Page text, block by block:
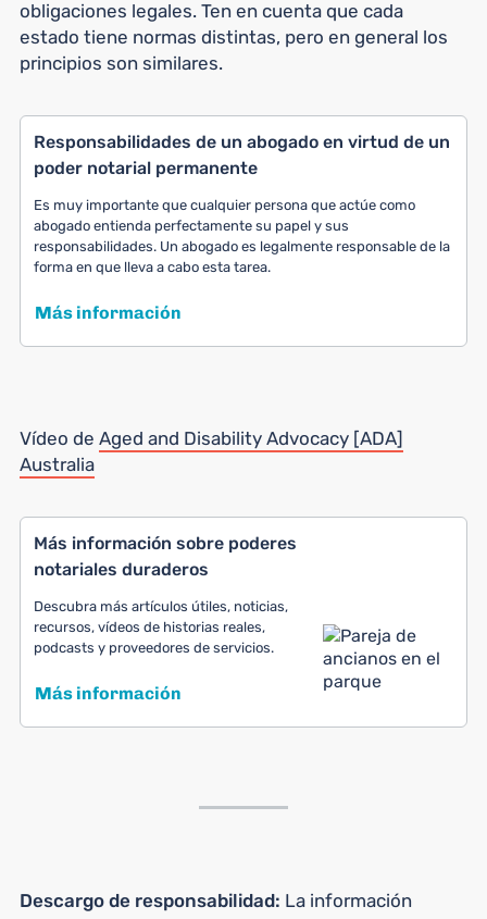
obligaciones legales. Ten en cuenta que cada
estado tiene normas distintas, pero en general los
principios son similares.
Responsabilidades de un abogado en virtud de un
poder notarial permanente
Es muy importante que cualquier persona que actúe como
abogado entienda perfectamente su papel y sus
responsabilidades. Un abogado es legalmente responsable de la
forma en que lleva a cabo esta tarea.
Más información
Vídeo de Aged and Disability Advocacy [ADA]
Australia
Más información sobre poderes
notariales duraderos
Descubra más artículos útiles, noticias,
recursos, vídeos de historias reales,
podcasts y proveedores de servicios.
Más información
Descargo de responsabilidad: La información